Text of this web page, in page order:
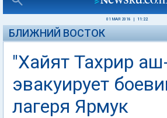
01 МАЯ 2018 11:22
БЛИЖНИЙ ВОСТОК
"Хайят Тахрир
эвакуирует
лагеря Ярмук